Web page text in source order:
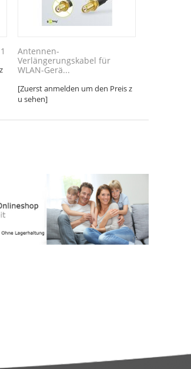
Antennen-
Verlängerungskabel für
WLAN-Gerä...
[Zuerst anmelden um den Preis z
u sehen]